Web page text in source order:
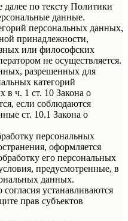
по тексту Политики
данные.
персональных данных,
принадлежности,
или философских
не осуществляется.
разрешенных для
категорий
в ч. 1 ст. 10 Закона о
если соблюдаются
ст. 10.1 Закона о
персональных
оформляется
его персональных
предусмотренные, в
данных.
устанавливаются
прав субъектов